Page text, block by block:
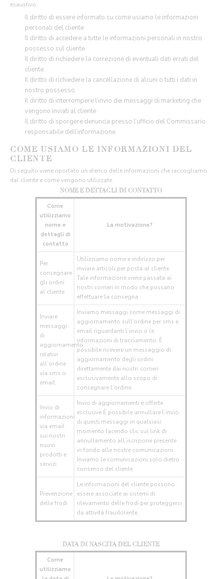
esaustivo:
Il diritto di essere informato su come usiamo le informazioni
personali del cliente
Il diritto di accedere a tutte le informazioni personali in nostro
possesso sul cliente
Il diritto di richiedere la correzione di eventuali dati errati del
cliente.
Il diritto di richiedere la cancellazione di alcuni o tutti i dati in
nostro possesso.
Il diritto di interrompere l’invio dei messaggi di marketing che
vengono inviati al cliente
Il diritto di sporgere denuncia presso l’ufficio del Commissario
responsabile dell’informazione
COME USIAMO LE INFORMAZIONI DEL
CLIENTE
Di seguito viene riportato un elenco delle informazioni che raccogliamo
dal cliente e come vengono utilizzate.
NOME E DETTAGLI DI CONTATTO
Come
utilizziamo
nome e
dettagli di
contatto
La motivazione?
Per
consegnare
gli ordini
al cliente
Utilizziamo nome e indirizzo per
inviare articoli per posta al cliente.
Tale informazione viene passata ai
nostri corrieri in modo che possano
effettuare la consegna.
Inviare
messaggi
di
aggiornamento
relativi
all’ordine
via sms o
email.
Inviamo messaggi come messaggi di
aggiornamento sull’ordine per sms e
email riguardanti l’invio o le
informazioni di tracciamento. È
possibile ricevere un messaggio di
aggiornamento degli ordini
direttamente dai nostri corrieri
esclusivamente allo scopo di
consegnare l’ordine.
Invio di
informazioni
via email
sui nostri
nuovi
prodotti e
servizi
Invio di aggiornamenti e offerte
esclusive È possibile annullare l’invio
di questi messaggi in qualsiasi
momento facendo clic sul link di
annullamento all’iscrizione presente
in fondo alle nostre comunicazioni.
Inviamo le comunicazioni solo dietro
consenso del cliente.
Prevenzione
delle frodi
Le informazioni del cliente possono
essere associate ai sistemi di
rilevamento delle frodi per proteggerci
da attività fraudolente.
DATA DI NASCITA DEL CLIENTE
Come
utilizziamo